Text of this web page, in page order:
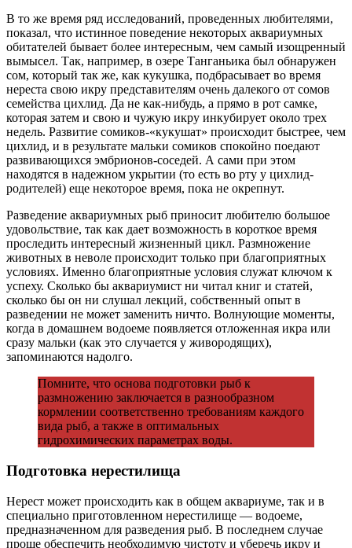
В то же время ряд исследований, проведенных любителями,
показал, что истинное поведение некоторых аквариумных
обитателей бывает более интересным, чем самый изощренный
вымысел. Так, например, в озере Танганьика был обнаружен
сом, который так же, как кукушка, подбрасывает во время
нереста свою икру представителям очень далекого от сомов
семейства цихлид. Да не как-нибудь, а прямо в рот самке,
которая затем и свою и чужую икру инкубирует около трех
недель. Развитие сомиков-«кукушат» происходит быстрее, чем
цихлид, и в результате мальки сомиков спокойно поедают
развивающихся эмбрионов-соседей. А сами при этом
находятся в надежном укрытии (то есть во рту у цихлид-
родителей) еще некоторое время, пока не окрепнут.
Разведение аквариумных рыб приносит любителю большое
удовольствие, так как дает возможность в короткое время
проследить интересный жизненный цикл. Размножение
животных в неволе происходит только при благоприятных
условиях. Именно благоприятные условия служат ключом к
успеху. Сколько бы аквариумист ни читал книг и статей,
сколько бы он ни слушал лекций, собственный опыт в
разведении не может заменить ничто. Волнующие моменты,
когда в домашнем водоеме появляется отложенная икра или
сразу мальки (как это случается у живородящих),
запоминаются надолго.
Помните, что основа подготовки рыб к
размножению заключается в разнообразном
кормлении соответственно требованиям каждого
вида рыб, а также в оптимальных
гидрохимических параметрах воды.
Подготовка нерестилища
Нерест может происходить как в общем аквариуме, так и в
специально приготовленном нерестилище — водоеме,
предназначенном для разведения рыб. В последнем случае
проще обеспечить необходимую чистоту и уберечь икру и